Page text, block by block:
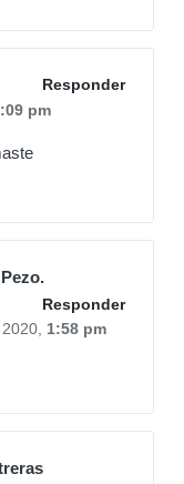
Responder
pm
Responder
1:58 pm